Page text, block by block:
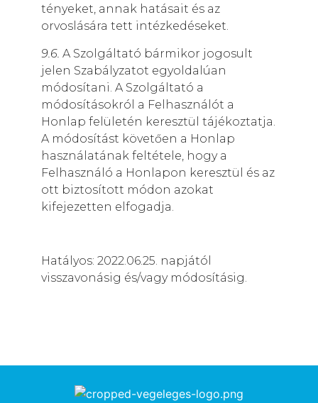
tényeket, annak hatásait és az
orvoslására tett intézkedéseket.
9.6. A Szolgáltató bármikor jogosult
jelen Szabályzatot egyoldalúan
módosítani. A Szolgáltató a
módosításokról a Felhasználót a
Honlap felületén keresztül tájékoztatja.
A módosítást követően a Honlap
használatának feltétele, hogy a
Felhasználó a Honlapon keresztül és az
ott biztosított módon azokat
kifejezetten elfogadja.
Hatályos: 2022.06.25. napjától
visszavonásig és/vagy módosításig.